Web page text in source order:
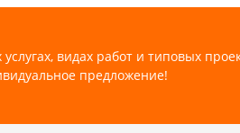
видах работ и типовых
предложение!